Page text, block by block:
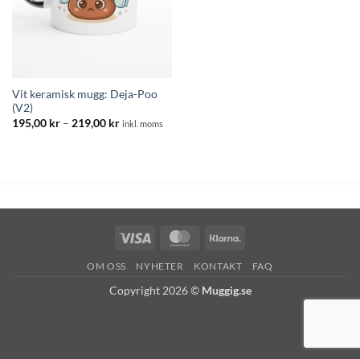
Vit keramisk mugg: Deja-Poo
(V2)
195,00 kr – 219,00 krPrisintervall:
inkl. moms
Visa MasterCard
OM OSS NYHETER KONTAKT FAQ
Copyright 2026 © Muggig.se